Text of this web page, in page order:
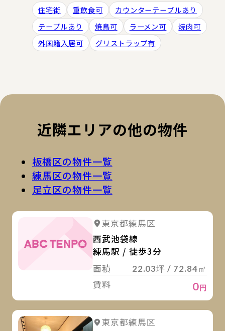
住宅街 重飲食可
カウンターテーブルあり
テーブルあり
焼鳥可 ラーメン可
焼肉可
外国籍入居可
グリストラップ有
近隣エリアの他の物件
板橋区の物件一覧
練馬区の物件一覧
足立区の物件一覧
東京都練馬区
西武池袋線
練馬駅 / 徒歩3分
面積
22.03坪 / 72.84㎡
賃料 0円
詳細を見る
東京都練馬区